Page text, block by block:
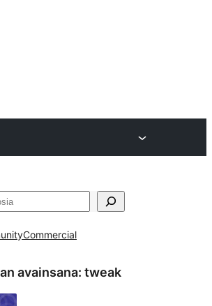
Commercial
avainsana: tweak